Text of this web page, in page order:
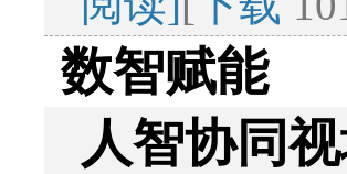
数智赋能
人智协同